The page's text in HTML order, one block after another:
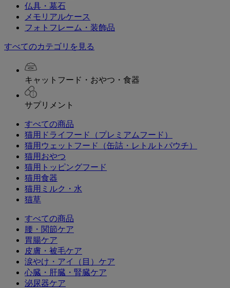
仏具・墓石
メモリアルケース
フォトフレーム・装飾品
すべてのカテゴリを見る
キャットフード・おやつ・食器
サプリメント
すべての商品
猫用ドライフード（プレミアムフード）
猫用ウェットフード（缶詰・レトルトパウチ）
猫用おやつ
猫用トッピングフード
猫用食器
猫用ミルク・水
猫草
すべての商品
腰・関節ケア
胃腸ケア
皮膚・被毛ケア
涙やけ・アイ（目）ケア
心臓・肝臓・腎臓ケア
泌尿器ケア